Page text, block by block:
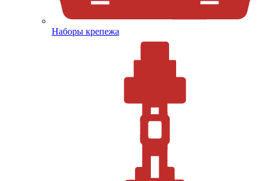
Наборы крепежа